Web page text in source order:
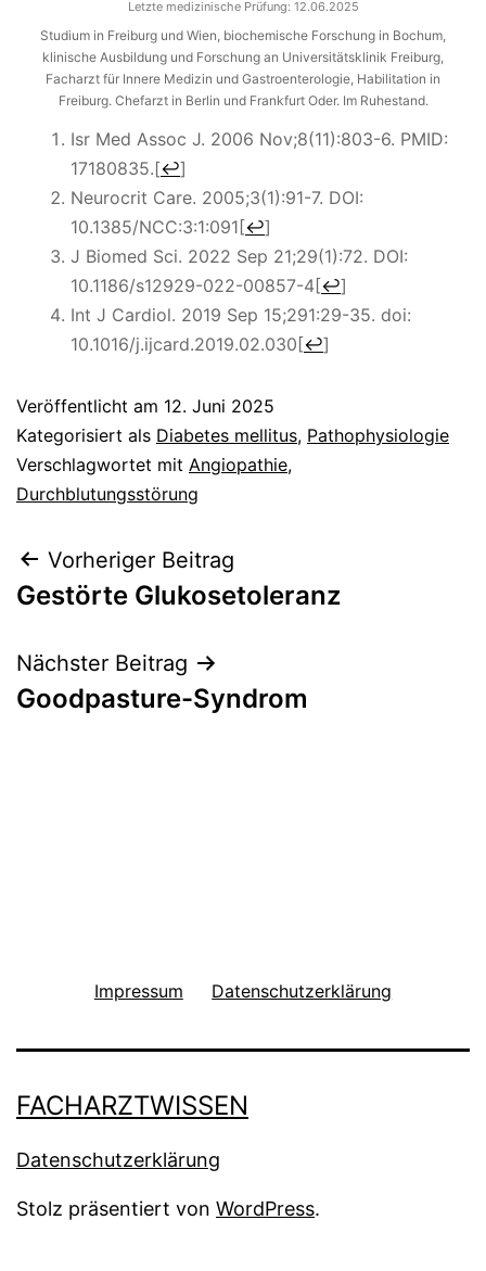
Letzte medizinische Prüfung: 12.06.2025
Studium in Freiburg und Wien, biochemische Forschung in Bochum,
klinische Ausbildung und Forschung an Universitätsklinik Freiburg,
Facharzt für Innere Medizin und Gastroenterologie, Habilitation in
Freiburg. Chefarzt in Berlin und Frankfurt Oder. Im Ruhestand.
Isr Med Assoc J. 2006 Nov;8(11):803-6. PMID:
17180835.[↩]
Neurocrit Care. 2005;3(1):91-7. DOI:
10.1385/NCC:3:1:091[↩]
J Biomed Sci. 2022 Sep 21;29(1):72. DOI:
10.1186/s12929-022-00857-4[↩]
Int J Cardiol. 2019 Sep 15;291:29-35. doi:
10.1016/j.ijcard.2019.02.030[↩]
Veröffentlicht am 12. Juni 2025
Kategorisiert als Diabetes mellitus, Pathophysiologie
Verschlagwortet mit Angiopathie,
Durchblutungsstörung
Beitragsnavigation
Vorheriger Beitrag
Gestörte Glukosetoleranz
Nächster Beitrag
Goodpasture-Syndrom
Impressum Datenschutzerklärung
FACHARZTWISSEN
Datenschutzerklärung
Stolz präsentiert von WordPress.